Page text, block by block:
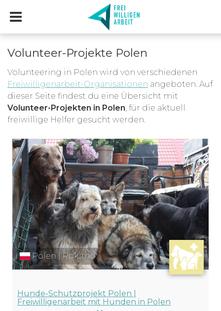
Volunteer-Projekte Polen
Volunteering in Polen wird von verschiedenen
Freiwilligenarbeit-Organisationen angeboten. Auf
dieser Seite findest du eine Übersicht mit
Volunteer-Projekten in Polen, für die aktuell
freiwillige Helfer gesucht werden.
Polen | Rokitno
Hunde-Schutzprojekt Polen |
Freiwilligenarbeit mit Hunden in Polen